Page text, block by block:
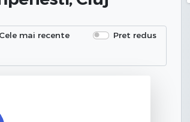
Cele mai recente
Pret redus